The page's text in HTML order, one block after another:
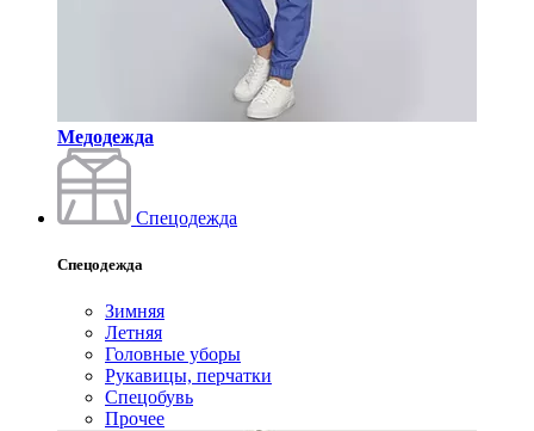
Медодежда
Спецодежда
Спецодежда
Зимняя
Летняя
Головные уборы
Рукавицы, перчатки
Спецобувь
Прочее